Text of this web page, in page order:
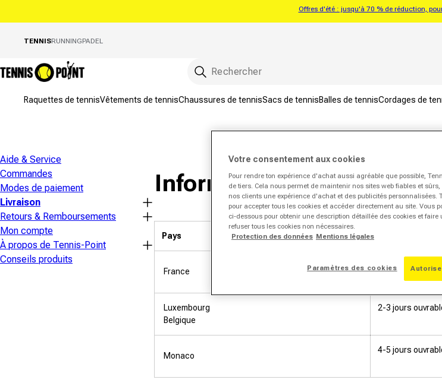
Offres d'été : jusqu'à 70 % de réduction,
TENNISRUNNINGPADEL
Raquettes de tennisVêtements de tennisChaussures de tennisSacs de tennisBalles de tennisCordages de
Aide & Service
Commandes
Modes de paiement
Livraison
Retours & Remboursements
Mon compte
À propos de Tennis-Point
Conseils produits
Informations sur la
Pays
France
2-3 jours
Luxembourg
Belgique
2-3 jours
Monaco
4-5 jours
Votre consentement aux cookies
Pour rendre ton expérience d'achat aussi agréable que possible,
de tiers. Cela nous permet de maintenir nos sites web fiables et
nos clients une expérience d'achat et des publicités personnalisées.
pour accepter tous les cookies et accéder directement au site. Vous
ci-dessous pour obtenir une description détaillée des cookies et
refuser tous les cookies non nécessaires.
Protection des données Mentions légales
Paramètres des cookies